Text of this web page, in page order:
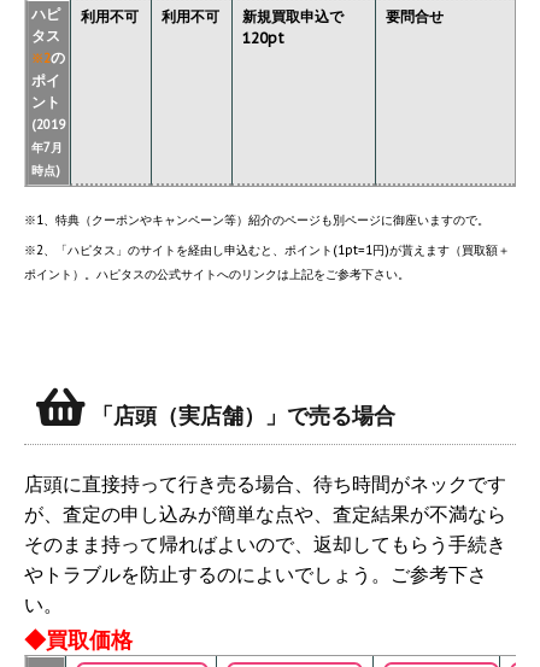
ハピ
タス
※2の
ポイ
ント
(2019
年7月
時点)
利用不可 利用不可
新規買取申込で
120pt
要問合せ
※1、特典（クーポンやキャンペーン等）紹介のページも別ページに御座いますので。
※2、「ハピタス」のサイトを経由し申込むと、ポイント(1pt=1円)が貰えます（買取額＋
ポイント）。ハピタスの公式サイトへのリンクは上記をご参考下さい。
「店頭（実店舗）」で売る場合
店頭に直接持って行き売る場合、待ち時間がネックです
が、査定の申し込みが簡単な点や、査定結果が不満なら
そのまま持って帰ればよいので、返却してもらう手続き
やトラブルを防止するのによいでしょう。ご参考下さ
い。
◆買取価格